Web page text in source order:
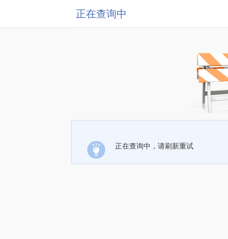
正在查询中
正在查询中，请刷新重试